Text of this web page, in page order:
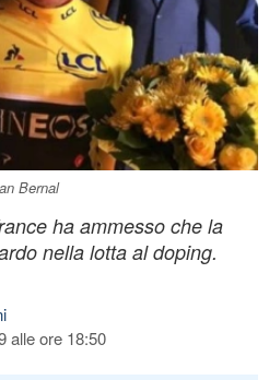
Bernal
ha ammesso che la
nella lotta al doping.
alle ore 18:50